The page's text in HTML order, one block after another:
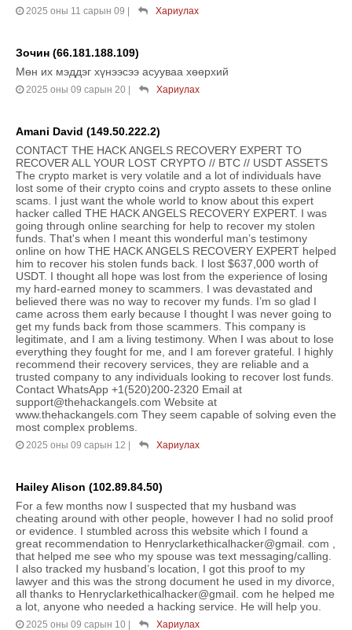
2025 оны 11 сарын 09 | Хариулах
Зочин (66.181.188.109)
Мөн их мэддэг хүнээсээ асууваа хөөрхий
2025 оны 09 сарын 20 | Хариулах
Amani David (149.50.222.2)
CONTACT THE HACK ANGELS RECOVERY EXPERT TO
RECOVER ALL YOUR LOST CRYPTO // BTC // USDT ASSETS
The crypto market is very volatile and a lot of individuals have
lost some of their crypto coins and crypto assets to these online
scams. I just want the whole world to know about this expert
hacker called THE HACK ANGELS RECOVERY EXPERT. I was
going through online searching for help to recover my stolen
funds. That's when I meant this wonderful man’s testimony
online on how THE HACK ANGELS RECOVERY EXPERT helped
him to recover his stolen funds back. I lost $637,000 worth of
USDT. I thought all hope was lost from the experience of losing
my hard-earned money to scammers. I was devastated and
believed there was no way to recover my funds. I’m so glad I
came across them early because I thought I was never going to
get my funds back from those scammers. This company is
legitimate, and I am a living testimony. When I was about to lose
everything they fought for me, and I am forever grateful. I highly
recommend their recovery services, they are reliable and a
trusted company to any individuals looking to recover lost funds.
Contact WhatsApp +1(520)200-2320 Email at
support@thehackangels.com Website at
www.thehackangels.com They seem capable of solving even the
most complex problems.
2025 оны 09 сарын 12 | Хариулах
Hailey Alison (102.89.84.50)
For a few months now I suspected that my husband was
cheating around with other people, however I had no solid proof
or evidence. I stumbled across this website which I found a
great recommendation to Henryclarkethicalhacker@gmail. com ,
that helped me see who my spouse was text messaging/calling.
I also tracked my husband’s location, I got this proof to my
lawyer and this was the strong document he used in my divorce,
all thanks to Henryclarkethicalhacker@gmail. com he helped me
a lot, anyone who needed a hacking service. He will help you.
2025 оны 09 сарын 10 | Хариулах